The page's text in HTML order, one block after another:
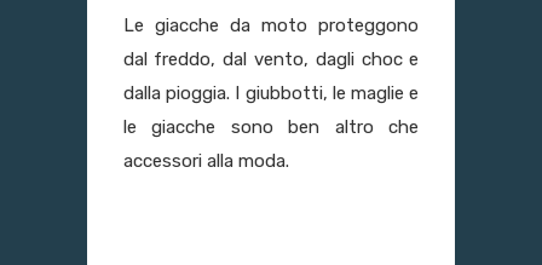
Le giacche da moto proteggono
dal freddo, dal vento, dagli choc e
dalla pioggia. I giubbotti, le maglie e
le giacche sono ben altro che
accessori alla moda.